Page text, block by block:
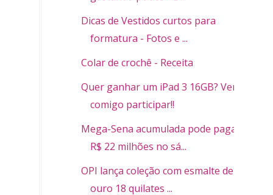
Dicas de Vestidos curtos para
formatura - Fotos e ...
Colar de crochê - Receita
Quer ganhar um iPad 3 16GB? Vem
comigo participar!!
Mega-Sena acumulada pode pagar
R$ 22 milhões no sá...
OPI lança coleção com esmalte de
ouro 18 quilates ...